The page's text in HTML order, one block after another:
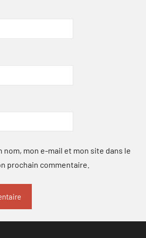
nom, mon e-mail et mon site dans le
prochain commentaire.